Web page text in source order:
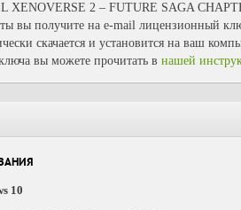
XENOVERSE 2 – FUTURE SAGA
вы получите на e-mail лицензионный
скачается и установится на ваш
вы можете прочитать в нашей
10